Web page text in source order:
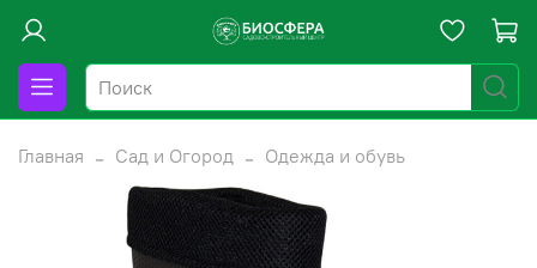
Главная Сад и Огород Одежда и обувь